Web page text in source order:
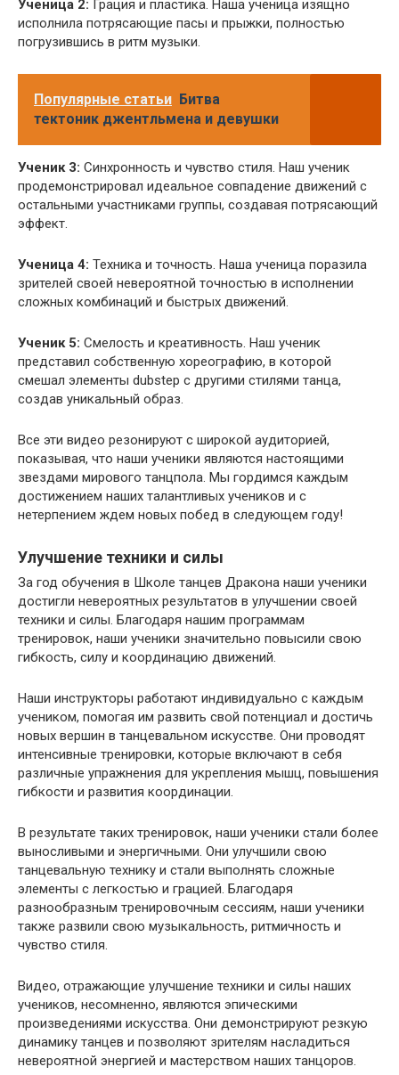
Ученица 2: Грация и пластика. Наша ученица изящно
исполнила потрясающие пасы и прыжки, полностью
погрузившись в ритм музыки.
Популярные статьи Битва
тектоник джентльмена и девушки
Ученик 3: Синхронность и чувство стиля. Наш ученик
продемонстрировал идеальное совпадение движений с
остальными участниками группы, создавая потрясающий
эффект.
Ученица 4: Техника и точность. Наша ученица поразила
зрителей своей невероятной точностью в исполнении
сложных комбинаций и быстрых движений.
Ученик 5: Смелость и креативность. Наш ученик
представил собственную хореографию, в которой
смешал элементы dubstep с другими стилями танца,
создав уникальный образ.
Все эти видео резонируют с широкой аудиторией,
показывая, что наши ученики являются настоящими
звездами мирового танцпола. Мы гордимся каждым
достижением наших талантливых учеников и с
нетерпением ждем новых побед в следующем году!
Улучшение техники и силы
За год обучения в Школе танцев Дракона наши ученики
достигли невероятных результатов в улучшении своей
техники и силы. Благодаря нашим программам
тренировок, наши ученики значительно повысили свою
гибкость, силу и координацию движений.
Наши инструкторы работают индивидуально с каждым
учеником, помогая им развить свой потенциал и достичь
новых вершин в танцевальном искусстве. Они проводят
интенсивные тренировки, которые включают в себя
различные упражнения для укрепления мышц, повышения
гибкости и развития координации.
В результате таких тренировок, наши ученики стали более
выносливыми и энергичными. Они улучшили свою
танцевальную технику и стали выполнять сложные
элементы с легкостью и грацией. Благодаря
разнообразным тренировочным сессиям, наши ученики
также развили свою музыкальность, ритмичность и
чувство стиля.
Видео, отражающие улучшение техники и силы наших
учеников, несомненно, являются эпическими
произведениями искусства. Они демонстрируют резкую
динамику танцев и позволяют зрителям насладиться
невероятной энергией и мастерством наших танцоров.